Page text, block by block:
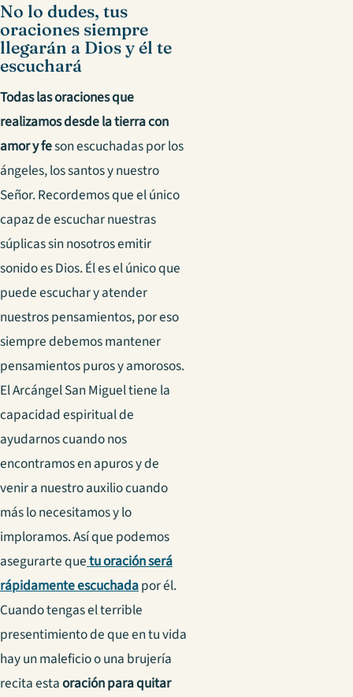
No lo dudes, tus
oraciones siempre
llegarán a Dios y él te
escuchará
Todas las oraciones que
realizamos desde la tierra con
amor y feson escuchadas por los
ángeles, los santos y nuestro
Señor. Recordemos que el único
capaz de escuchar nuestras
súplicas sin nosotros emitir
sonido es Dios. Él es el único que
puede escuchar y atender
nuestros pensamientos, por eso
siempre debemos mantener
pensamientos puros y amorosos.
El Arcángel San Miguel tiene la
capacidad espiritual de
ayudarnos cuando nos
encontramos en apuros y de
venir a nuestro auxilio cuando
más lo necesitamos y lo
imploramos. Así que podemos
asegurarte quetu oración será
rápidamente escuchadapor él.
Cuando tengas el terrible
presentimiento de que en tu vida
hay un maleficio o una brujería
recita estaoración para quitar